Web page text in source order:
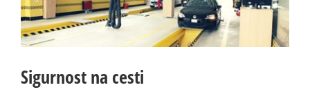
Sigurnost na cesti